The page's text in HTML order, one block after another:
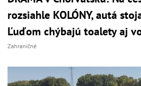
rozsiahle KOLÓNY, autá
Ľuďom chýbajú toalety aj
Zahraničné